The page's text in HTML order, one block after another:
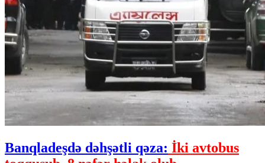
Banqladeşdə dəhşətli qəza: İki avtobus